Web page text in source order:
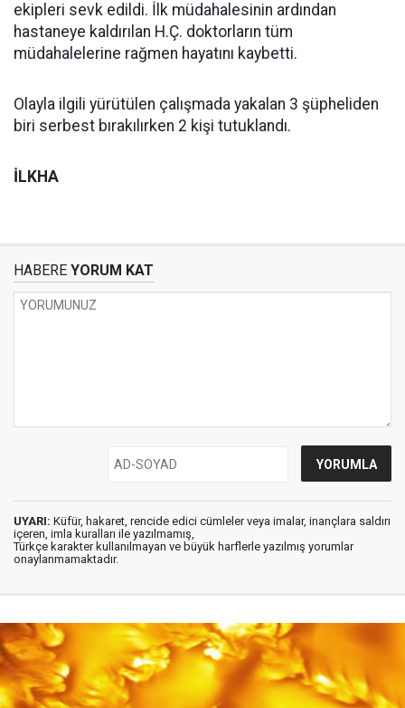
ekipleri sevk edildi. İlk müdahalesinin ardından
hastaneye kaldırılan H.Ç. doktorların tüm
müdahalelerine rağmen hayatını kaybetti.
Olayla ilgili yürütülen çalışmada yakalan 3 şüpheliden
biri serbest bırakılırken 2 kişi tutuklandı.
İLKHA
HABERE YORUM KAT
UYARI: Küfür, hakaret, rencide edici cümleler veya imalar, inançlara saldırı
içeren, imla kuralları ile yazılmamış,
Türkçe karakter kullanılmayan ve büyük harflerle yazılmış yorumlar
onaylanmamaktadır.